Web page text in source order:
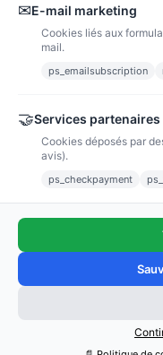
Liens utiles
Notre société
Nous suivre
Newsletter
Copyright ©
✉E-mail marketing
Cookies liés aux
mail.
ps_emailsubscription
🤝Services partenaires
Cookies déposés par
avis).
ps_checkpayment